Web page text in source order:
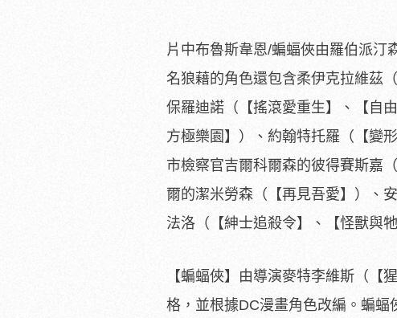
片中布魯斯韋恩/蝙蝠俠由羅伯派汀
名狼藉的角色還包含柔伊克拉維茲（
保羅迪諾（【搖滾愛重生】、【自
方極樂園】）、約翰特托羅（【變
市檢察官吉爾科爾森的彼得賽斯嘉
爾的潔米勞森（【再見吾愛】）、
法洛（【紳士追殺令】、【怪獸與
【蝙蝠俠】由導演麥特李維斯（【
格，並根據DC漫畫角色改編。 蝙蝠